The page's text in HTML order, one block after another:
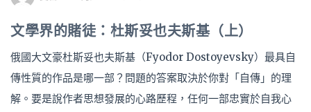
文學界的賭徒：杜斯妥也夫斯基（上）
俄國大文豪杜斯妥也夫斯基（Fyodor Dostoyevsky）最具自
傳性質的作品是哪一部？問題的答案取決於你對「自傳」的理
解。要是說作者思想發展的心路歷程，任何一部忠實於自我心